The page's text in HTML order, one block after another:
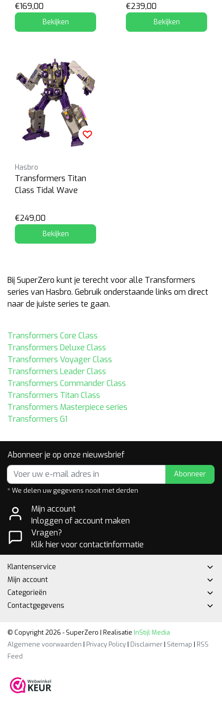
€169,00
Bekijken
€239,00
Bekijken
Hasbro
Transformers Titan
Class Tidal Wave
€249,00
Bekijken
Bij SuperZero kunt je terecht voor alle Transformers
series van Hasbro. Gebruik onderstaande links om direct
naar de juiste series te gaan.
Transformers Core Class
Transformers Deluxe Class
Transformers Voyager Class
Transformers Leader Class
Transformers Commander Class
Transformers Titan Class
Transformers Masterpiece series
Transformers G1
Abonneer je op onze nieuwsbrief
Abonneer
* We delen uw gegevens nooit met derden
Mijn account
Inloggen of account maken
Vragen?
Klik hier voor contactinformatie
Klantenservice
Mijn account
Categorieën
Contactgegevens
© Copyright 2026 - SuperZero | Realisatie InStijl Media
Algemene voorwaarden | Privacy Policy| Disclaimer| Sitemap | RSS
Feed